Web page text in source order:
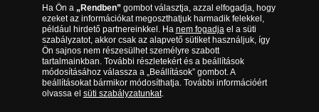
Adatkezelés
Ha Ön a „Rendben”gombot választja, azzal elfogadja, hogy
ezeket az információkat megoszthatjuk harmadik felekkel,
például hirdető partnereinkkel. Ha nem fogadjael a süti
szabályzatot, akkor csak az alapvető sütiket használjuk, így
Ön sajnos nem részesülhet személyre szabott
tartalmainkban. További részletekért és a beállítások
módosításához válassza a „Beállítások” gombot. A
beállításokat bármikor módosíthatja. További információért
olvassa el süti szabályzatunkat.